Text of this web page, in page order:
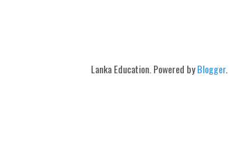
Lanka Education. Powered byBlogger.